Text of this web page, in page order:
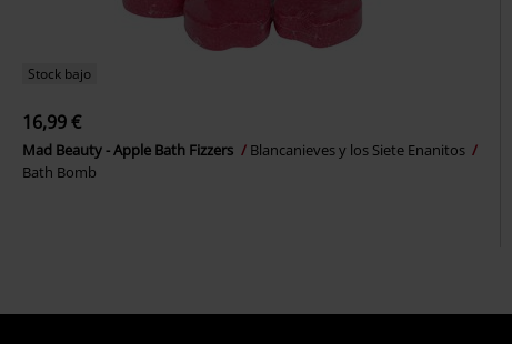
Stock bajo
16,99 €
Mad Beauty - Apple Bath Fizzers
Blancanieves y los Siete Enanitos
Bath Bomb